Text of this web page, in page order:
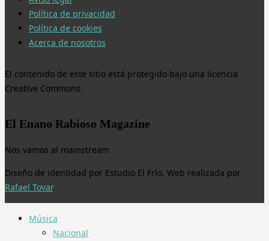
Política de privacidad
Política de cookies
Acerca de nosotros
El contenido de este sitio está protegido bajo una licencia
Creative Commons.
El Enano Rabioso Magazine
Nos vamos al mainstream
Diseño de identidad por Estudio El Frío. Web realizada por
Rafael Tovar.
Música
Nacional